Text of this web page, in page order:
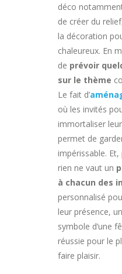
déco
de créer du
la décoration
chaleureux. En
de prévoir
sur le thème
Le fait d’
où les invités
immortaliser
permet de
impérissable.
rien ne vaut un
à chacun des
personnalisé
leur présence,
symbole d’une
réussie pour le
faire plaisir.